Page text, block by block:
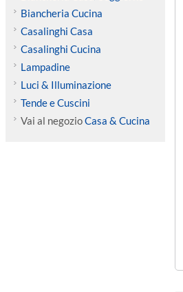
Biancheria Cucina
Casalinghi Casa
Casalinghi Cucina
Lampadine
Luci & Illuminazione
Tende e Cuscini
Vai al negozioCasa & Cucina